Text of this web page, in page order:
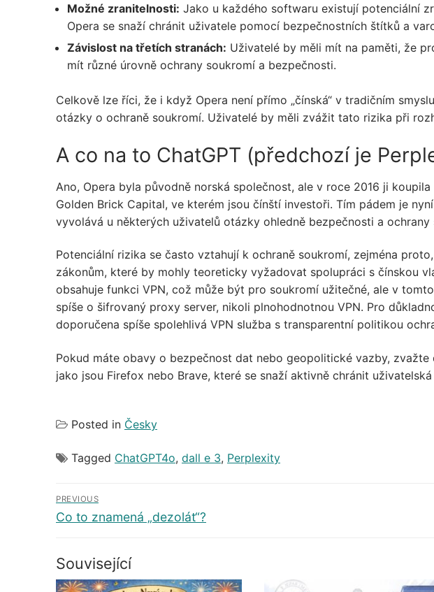
Možné zranitelnosti: Jako u každého softwaru existují potenciální
Opera se snaží chránit uživatele pomocí bezpečnostních štítků a
Závislost na třetích stranách: Uživatelé by měli mít na paměti, že
mít různé úrovně ochrany soukromí a bezpečnosti.
Celkově lze říci, že i když Opera není přímo „čínská“ v tradičním
otázky o ochraně soukromí. Uživatelé by měli zvážit tato rizika při
A co na to ChatGPT (předchozí je
Ano, Opera byla původně norská společnost, ale v roce 2016 ji
Golden Brick Capital, ve kterém jsou čínští investoři. Tím pádem je
vyvolává u některých uživatelů otázky ohledně bezpečnosti a ochrany
Potenciální rizika se často vztahují k ochraně soukromí, zejména
zákonům, které by mohly teoreticky vyžadovat spolupráci s čínskou
obsahuje funkci VPN, což může být pro soukromí užitečné, ale v
spíše o šifrovaný proxy server, nikoli plnohodnotnou VPN. Pro
doporučena spíše spolehlivá VPN služba s transparentní politikou
Pokud máte obavy o bezpečnost dat nebo geopolitické vazby, zvažte
jako jsou Firefox nebo Brave, které se snaží aktivně chránit
Posted in Česky
Tagged ChatGPT4o, dall e 3, Perplexity
Navigace
pro
PREVIOUS
Předchozí
Co to znamená „dezolát“?
Související